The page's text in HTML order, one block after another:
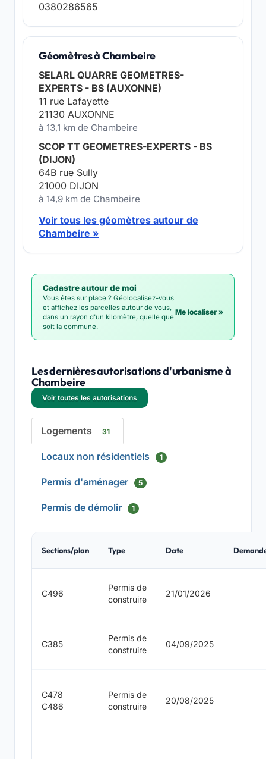
0380286565
Géomètres à Chambeire
SELARL QUARRE GEOMETRES-
EXPERTS - BS (AUXONNE)
11 rue Lafayette
21130 AUXONNE
à 13,1 km de Chambeire
SCOP TT GEOMETRES-EXPERTS - BS
(DIJON)
64B rue Sully
21000 DIJON
à 14,9 km de Chambeire
Voir tous les géomètres autour de
Chambeire »
Cadastre autour de moi
Vous êtes sur place ? Géolocalisez-vous
et affichez les parcelles autour de vous,
dans un rayon d'un kilomètre, quelle que
soit la commune.
Me localiser »
Les dernières autorisations d'urbanisme à
Chambeire
Voir toutes les autorisations
Logements 31
Locaux non résidentiels 1
Permis d'aménager 5
Permis de démolir 1
Sections/plan Type Date
C496
Permis de
construire
21/01/2026
C385
Permis de
construire
04/09/2025
C478
C486
Permis de
construire
20/08/2025